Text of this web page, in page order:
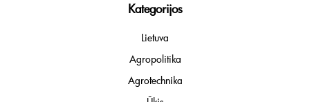
Kategorijos
Lietuva
Agropolitika
Agrotechnika